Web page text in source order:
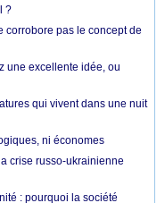
?
corrobore pas le concept de
une excellente idée, ou
qui vivent dans une nuit
ni économes
crise russo-ukrainienne
: pourquoi la société